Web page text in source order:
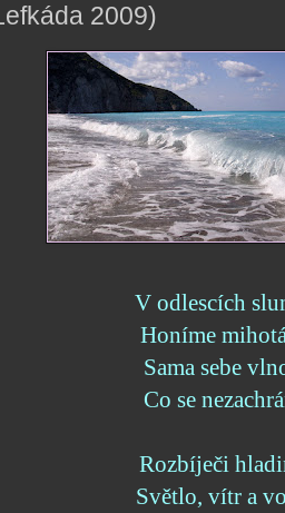
2009)
V odlescích
Honíme
Sama sebe
Co se
Rozbíječi
Světlo, vítr a